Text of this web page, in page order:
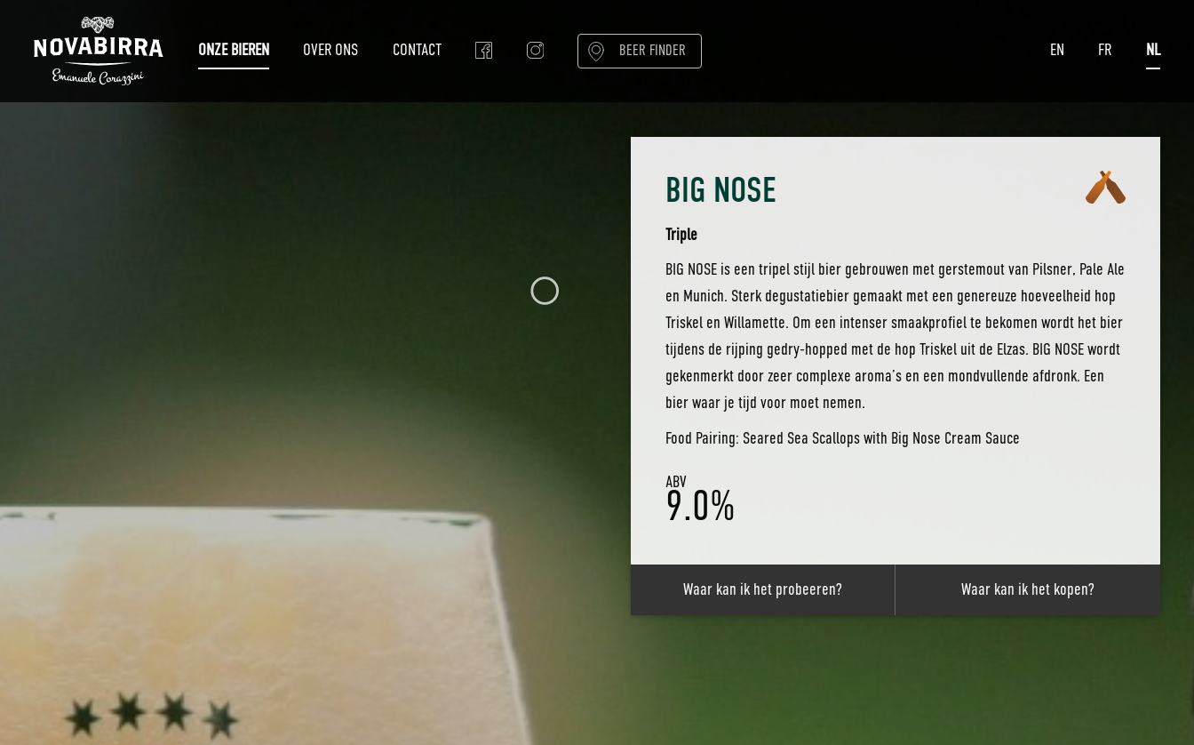
ONZE BIEREN OVER ONS CONTACT BEER FINDER EN FR NL
BIG NOSE
Triple
BIG NOSE is een tripel stijl bier gebrouwen met gerstemout van Pilsner, Pale Ale
en Munich. Sterk degustatiebier gemaakt met een genereuze hoeveelheid hop
Triskel en Willamette. Om een intenser smaakprofiel te bekomen wordt het bier
tijdens de rijping gedry-hopped met de hop Triskel uit de Elzas. BIG NOSE wordt
gekenmerkt door zeer complexe aroma’s en een mondvullende afdronk. Een
bier waar je tijd voor moet nemen.
Food Pairing: Seared Sea Scallops with Big Nose Cream Sauce
ABV
9.0%
Waar kan ik het probeeren? Waar kan ik het kopen?